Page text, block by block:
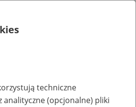
techniczne
analityczne (opcjonalne) pliki